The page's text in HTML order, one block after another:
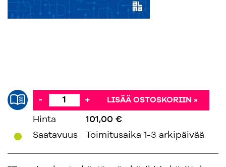
- + LISÄÄ OSTOSKORIIN »
Hinta
101,00 €
Saatavuus
Toimitusaika 1-3 arkipäivää